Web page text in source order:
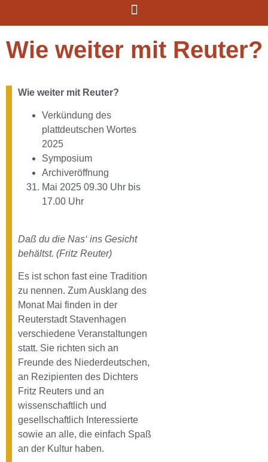
Wie weiter mit Reuter?
Wie weiter mit Reuter?
Verkündung des
plattdeutschen Wortes
2025
Symposium
Archiveröffnung
Mai 2025 09.30 Uhr bis
17.00 Uhr
Daß du die Nas‘ ins Gesicht
behältst. (Fritz Reuter)
Es ist schon fast eine Tradition
zu nennen. Zum Ausklang des
Monat Mai finden in der
Reuterstadt Stavenhagen
verschiedene Veranstaltungen
statt. Sie richten sich an
Freunde des Niederdeutschen,
an Rezipienten des Dichters
Fritz Reuters und an
wissenschaftlich und
gesellschaftlich Interessierte
sowie an alle, die einfach Spaß
an der Kultur haben.